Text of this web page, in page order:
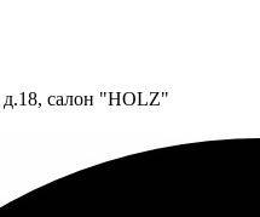
салон "HOLZ"